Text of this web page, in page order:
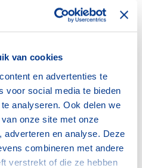
van cookies
en advertenties te
voor social media te bieden
analyseren. Ook delen we
onze site met onze
adverteren en analyse. Deze
combineren met andere
verstrekt of die ze hebben
club? Wat mag wel
kantine en online?
een belangrijk
rondom gewenst en
daar heb ik veel waardering
dat er nu zit."
verdiensten voor de sport
indertijd ook Erica
De leden kozen de
van NOC*NSF.